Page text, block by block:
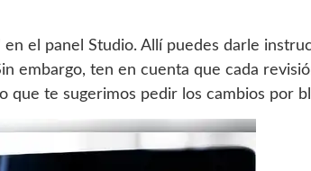
en el panel Studio. Allí puedes darle
embargo, ten en cuenta que cada
que te sugerimos pedir los cambios por